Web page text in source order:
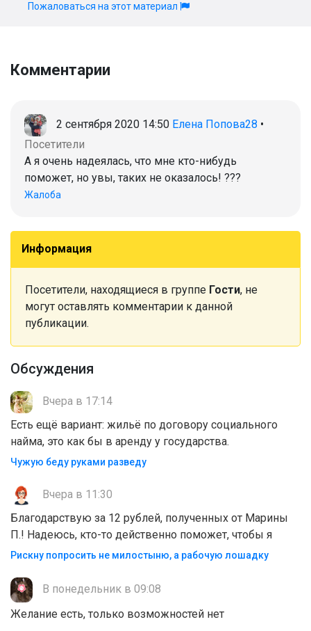
Пожаловаться на этот материал
Комментарии
2 сентября 2020 14:50 Елена Попова28 •
Посетители
А я очень надеялась, что мне кто-нибудь
поможет, но увы, таких не оказалось! ???
Жалоба
Информация
Посетители, находящиеся в группе Гости, не
могут оставлять комментарии к данной
публикации.
Обсуждения
Вчера в 17:14
Есть ещё вариант: жильё по договору социального
найма, это как бы в аренду у государства.
Чужую беду руками разведу
Вчера в 11:30
Благодарствую за 12 рублей, полученных от Марины
П.! Надеюсь, кто-то действенно поможет, чтобы я
Рискну попросить не милостыню, а рабочую лошадку
В понедельник в 09:08
Желание есть, только возможностей нет